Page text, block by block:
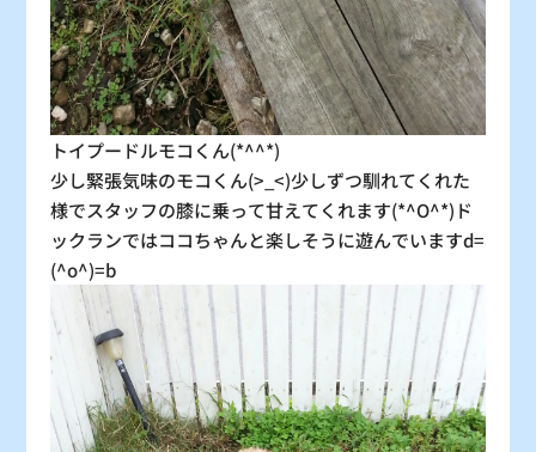
トイプードルモコくん(*^^*)
少し緊張気味のモコくん(>_<)少しずつ馴れてくれた
様でスタッフの膝に乗って甘えてくれます(*^O^*)ド
ックランではココちゃんと楽しそうに遊んでいますd=
(^o^)=b